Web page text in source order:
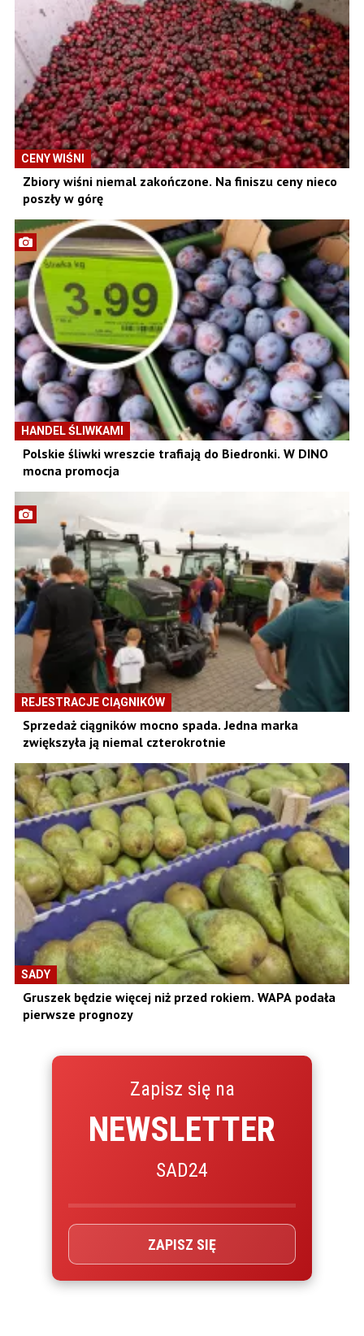
CENY WIŚNI
Zbiory wiśni niemal zakończone. Na finiszu ceny nieco
poszły w górę
HANDEL ŚLIWKAMI
Polskie śliwki wreszcie trafiają do Biedronki. W DINO
mocna promocja
REJESTRACJE CIĄGNIKÓW
Sprzedaż ciągników mocno spada. Jedna marka
zwiększyła ją niemal czterokrotnie
SADY
Gruszek będzie więcej niż przed rokiem. WAPA podała
pierwsze prognozy
Zapisz się na
NEWSLETTER
SAD24
ZAPISZ SIĘ